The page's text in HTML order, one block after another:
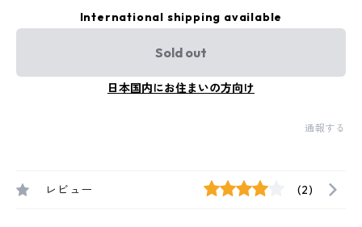
International shipping available
Sold out
日本国内にお住まいの方向け
通報する
レビュー (2)